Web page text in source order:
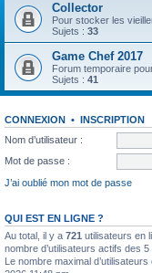
Collector
Pour stocker les
Sujets : 33
Game Chef 2017
Forum temporaire
Sujets : 41
CONNEXION • INSCRIPTION
Nom d’utilisateur :
Mot de passe :
J’ai oublié mon mot de passe
QUI EST EN LIGNE ?
Au total, il y a 721 utilisateurs en
nombre d’utilisateurs actifs des
Le nombre maximal